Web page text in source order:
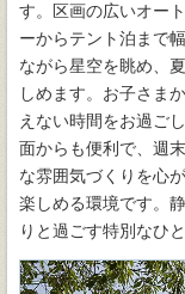
す。区画の広いオー
ーからテント泊まで
ながら星空を眺め、
しめます。お子さま
えない時間をお過ご
面からも便利で、週
な雰囲気づくりを心
楽しめる環境です。
りと過ごす特別なひ